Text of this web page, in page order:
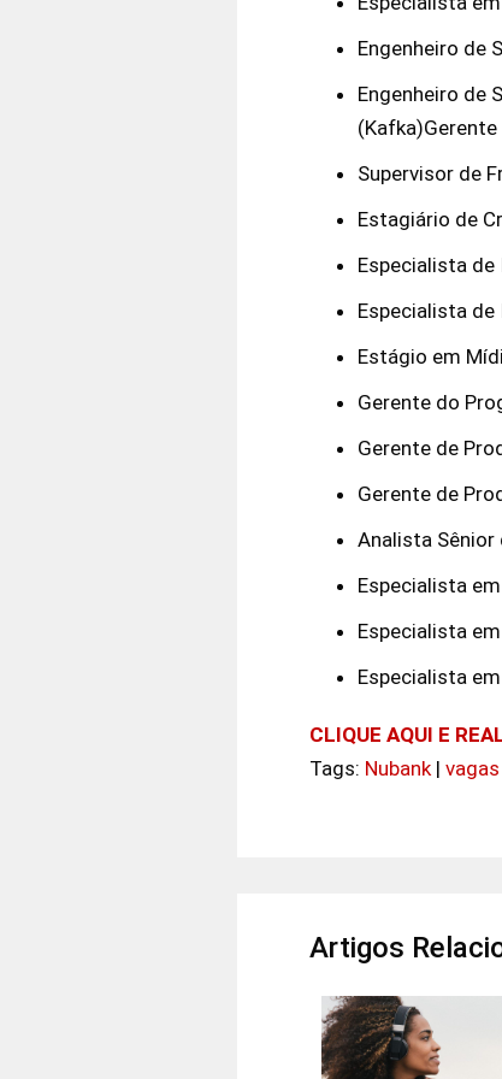
Engenheiro de
Engenheiro de
Supervisor de
Estagiário de
Especialista
Especialista de
Estágio em
Gerente do
Gerente de
Gerente de
Analista Sênior
Especialista
Especialista
Especialista
CLIQUE AQUI E
Tags: Nubank | vagas
Artigos